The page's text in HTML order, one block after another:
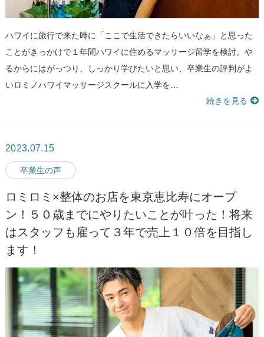
ハワイに旅行で来た時に「ここで生活できたらいいなぁ」と思った
ことがきっかけで１年間ハワイに住めるマッサージ留学を検討。や
るからにはがっつり、しっかり学びたいと思い、卒業生の評判がよ
いロミノハワイマッサージスクールに入学を…
続きを見る
2023.07.15
卒業生の声
ロミロミ×整体のお店を東京恵比寿にオープ
ン！５０歳までにやりたいことが叶った！将来
はスタッフも雇って３年で売上１０倍を目指し
ます！